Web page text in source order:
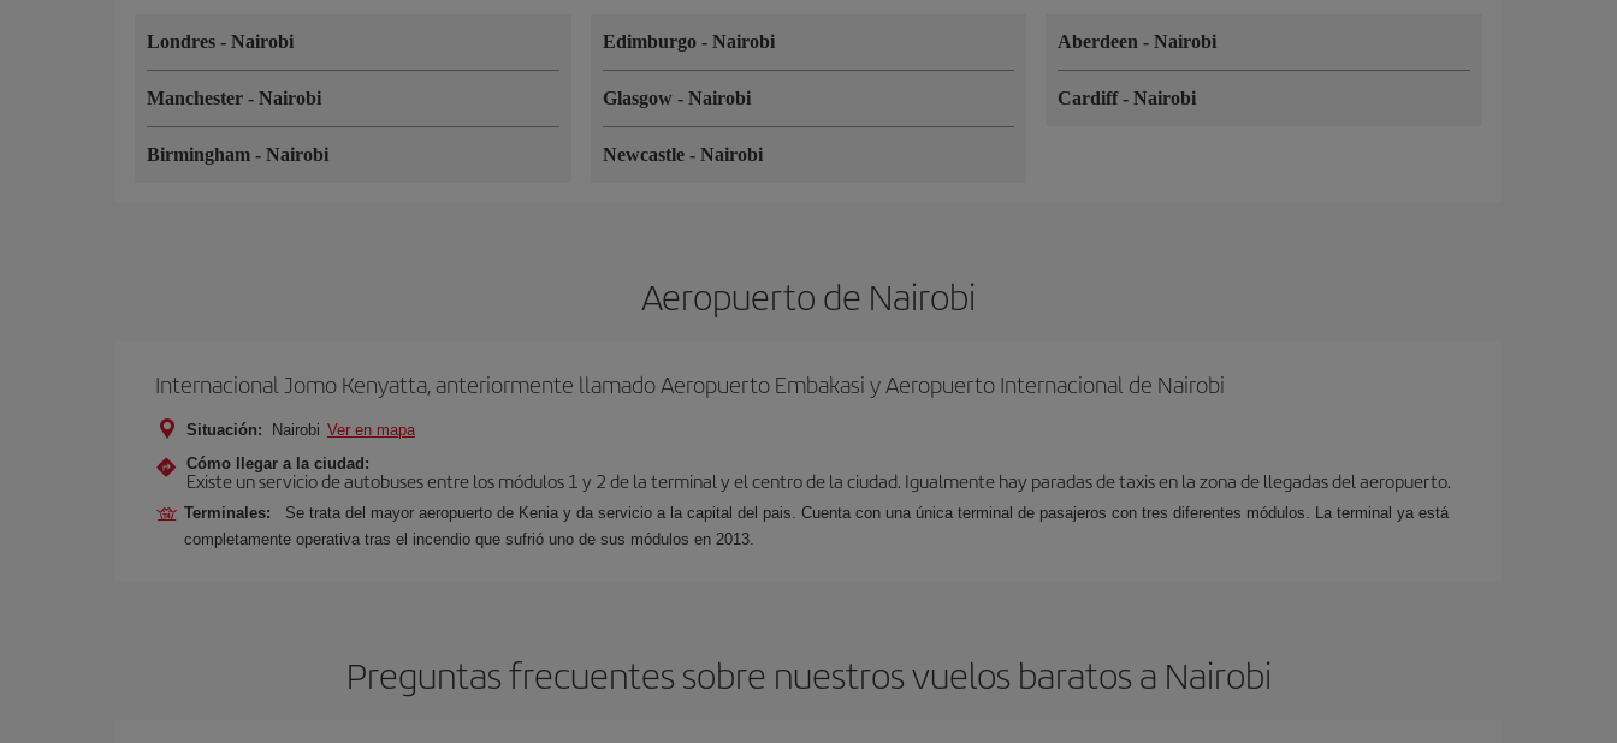
Londres - Nairobi
Manchester - Nairobi
Birmingham - Nairobi
Edimburgo - Nairobi
Glasgow - Nairobi
Newcastle - Nairobi
Aberdeen-Nairobi
Cardiff-Nairobi
Aeropuerto de Nairobi
Internacional Jomo Kenyatta, anteriormente llamado Aeropuerto Embakasi y Aeropuerto Internacional de Nairobi
Situación: Nairobi Ver en mapa
Cómo llegar a la ciudad:
Existe un servicio de autobuses entre los módulos 1 y 2 de la terminal y el centro de la ciudad. Igualmente hay paradas de taxis en la zona de llegadas del aeropuerto.
Terminales:
Se trata del mayor aeropuerto de Kenia y da servicio a la capital del pais. Cuenta con una única terminal de pasajeros con tres diferentes módulos. La terminal ya está
completamente operativa tras el incendio que sufrió uno de sus módulos en 2013.
Preguntas frecuentes sobre nuestros vuelos baratos a Nairobi